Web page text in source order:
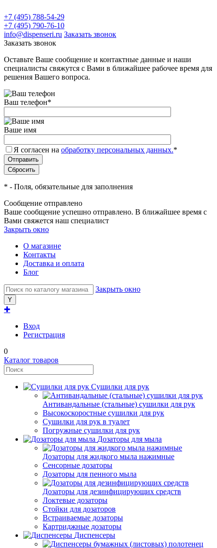
+7 (495) 788-54-29
+7 (495) 790-76-10
info@dispenseri.ru Заказать звонок
Заказать звонок
Оставьте Ваше сообщение и контактные данные и наши
специалисты свяжутся с Вами в ближайшее рабочее время для
решения Вашего вопроса.
Ваш телефон*
Ваше имя
Я согласен на обработку персональных данных.*
* - Поля, обязательные для заполнения
Сообщение отправлено
Ваше сообщение успешно отправлено. В ближайшее время с
Вами свяжется наш специалист
Закрыть окно
О магазине
Контакты
Доставка и оплата
Блог
Закрыть окно
✚
Вход
Регистрация
0
Каталог товаров
Сушилки для рук
Антивандальные (стальные) сушилки для рук
Высокоскоростные сушилки для рук
Сушилки для рук в туалет
Погружные сушилки для рук
Дозаторы для мыла
Дозаторы для жидкого мыла нажимные
Сенсорные дозаторы
Дозаторы для пенного мыла
Дозаторы для дезинфицирующих средств
Локтевые дозаторы
Стойки для дозаторов
Встраиваемые дозаторы
Картриджные дозаторы
Диспенсеры